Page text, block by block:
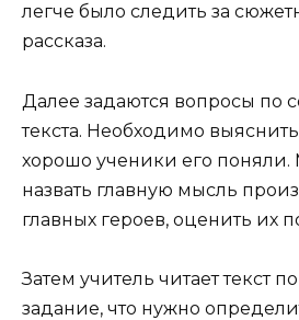
легче было следить за
рассказа.
Далее задаются вопросы по
текста. Необходимо
хорошо ученики его
назвать главную мысль
главных героев, оценить их
Затем учитель читает текст
задание, что нужно